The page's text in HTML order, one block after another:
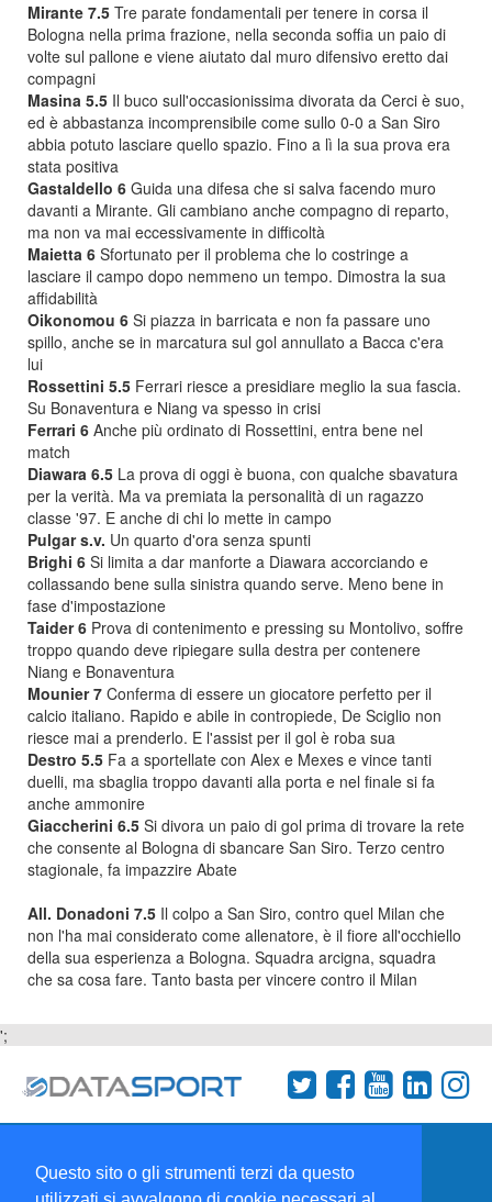
Questo sito o gli strumenti terzi da questo
Mirante 7.5 Tre parate fondamentali per tenere in corsa il
Bologna nella prima frazione, nella seconda soffia un paio di
volte sul pallone e viene aiutato dal muro difensivo eretto dai
compagni
Masina 5.5 Il buco sull'occasionissima divorata da Cerci è suo,
ed è abbastanza incomprensibile come sullo 0-0 a San Siro
abbia potuto lasciare quello spazio. Fino a lì la sua prova era
stata positiva
Gastaldello 6 Guida una difesa che si salva facendo muro
davanti a Mirante. Gli cambiano anche compagno di reparto,
ma non va mai eccessivamente in difficoltà
Maietta 6 Sfortunato per il problema che lo costringe a
lasciare il campo dopo nemmeno un tempo. Dimostra la sua
affidabilità
Oikonomou 6 Si piazza in barricata e non fa passare uno
spillo, anche se in marcatura sul gol annullato a Bacca c'era
lui
Rossettini 5.5 Ferrari riesce a presidiare meglio la sua fascia.
Su Bonaventura e Niang va spesso in crisi
Ferrari 6 Anche più ordinato di Rossettini, entra bene nel
match
Diawara 6.5 La prova di oggi è buona, con qualche sbavatura
per la verità. Ma va premiata la personalità di un ragazzo
classe '97. E anche di chi lo mette in campo
Pulgar s.v. Un quarto d'ora senza spunti
Brighi 6 Si limita a dar manforte a Diawara accorciando e
collassando bene sulla sinistra quando serve. Meno bene in
fase d'impostazione
Taider 6 Prova di contenimento e pressing su Montolivo, soffre
troppo quando deve ripiegare sulla destra per contenere
Niang e Bonaventura
Mounier 7 Conferma di essere un giocatore perfetto per il
calcio italiano. Rapido e abile in contropiede, De Sciglio non
riesce mai a prenderlo. E l'assist per il gol è roba sua
Destro 5.5 Fa a sportellate con Alex e Mexes e vince tanti
duelli, ma sbaglia troppo davanti alla porta e nel finale si fa
anche ammonire
Giaccherini 6.5 Si divora un paio di gol prima di trovare la rete
che consente al Bologna di sbancare San Siro. Terzo centro
stagionale, fa impazzire Abate
All. Donadoni 7.5 Il colpo a San Siro, contro quel Milan che
non l'ha mai considerato come allenatore, è il fiore all'occhiello
della sua esperienza a Bologna. Squadra arcigna, squadra
che sa cosa fare. Tanto basta per vincere contro il Milan
';
Collabora con noi